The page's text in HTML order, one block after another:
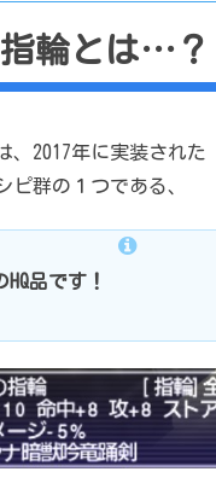
輪とは…？
、2017年に実装された
ピ群の１つである、
品です！